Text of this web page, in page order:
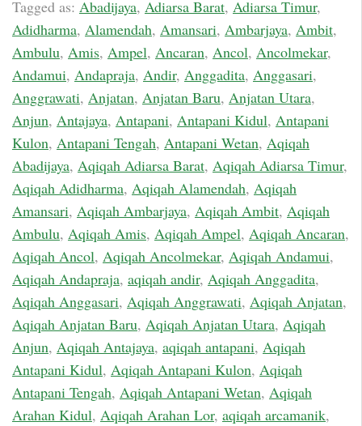
Tagged as: Abadijaya, Adiarsa Barat, Adiarsa Timur,
Adidharma, Alamendah, Amansari, Ambarjaya, Ambit,
Ambulu, Amis, Ampel, Ancaran, Ancol, Ancolmekar,
Andamui, Andapraja, Andir, Anggadita, Anggasari,
Anggrawati, Anjatan, Anjatan Baru, Anjatan Utara,
Anjun, Antajaya, Antapani, Antapani Kidul, Antapani
Kulon, Antapani Tengah, Antapani Wetan, Aqiqah
Abadijaya, Aqiqah Adiarsa Barat, Aqiqah Adiarsa Timur,
Aqiqah Adidharma, Aqiqah Alamendah, Aqiqah
Amansari, Aqiqah Ambarjaya, Aqiqah Ambit, Aqiqah
Ambulu, Aqiqah Amis, Aqiqah Ampel, Aqiqah Ancaran,
Aqiqah Ancol, Aqiqah Ancolmekar, Aqiqah Andamui,
Aqiqah Andapraja, aqiqah andir, Aqiqah Anggadita,
Aqiqah Anggasari, Aqiqah Anggrawati, Aqiqah Anjatan,
Aqiqah Anjatan Baru, Aqiqah Anjatan Utara, Aqiqah
Anjun, Aqiqah Antajaya, aqiqah antapani, Aqiqah
Antapani Kidul, Aqiqah Antapani Kulon, Aqiqah
Antapani Tengah, Aqiqah Antapani Wetan, Aqiqah
Arahan Kidul, Aqiqah Arahan Lor, aqiqah arcamanik,